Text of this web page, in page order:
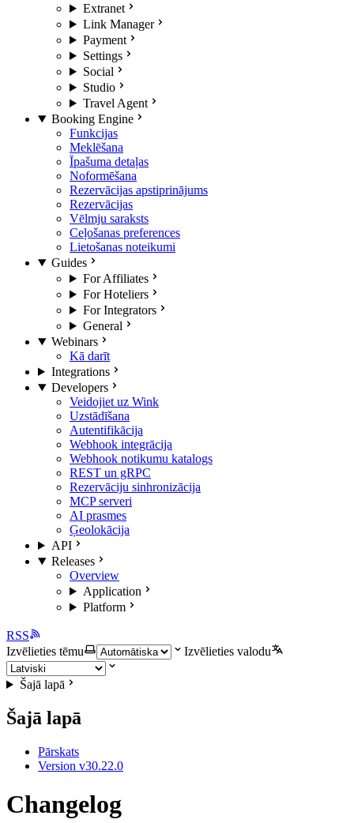
Extranet
Link Manager
Payment
Settings
Social
Studio
Travel Agent
Booking Engine
Funkcijas
Meklēšana
Īpašuma detaļas
Noformēšana
Rezervācijas apstiprinājums
Rezervācijas
Vēlmju saraksts
Ceļošanas preferences
Lietošanas noteikumi
Guides
For Affiliates
For Hoteliers
For Integrators
General
Webinars
Kā darīt
Integrations
Developers
Veidojiet uz Wink
Uzstādīšana
Autentifikācija
Webhook integrācija
Webhook notikumu katalogs
REST un gRPC
Rezervāciju sinhronizācija
MCP serveri
AI prasmes
Ģeolokācija
API
Releases
Overview
Application
Platform
RSS
Izvēlieties tēmu
Izvēlieties valodu
Šajā lapā
Šajā lapā
Pārskats
Version v30.22.0
Changelog